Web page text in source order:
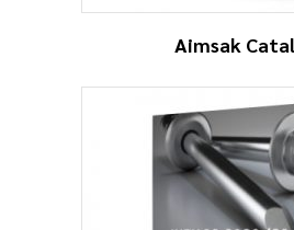
Aimsak